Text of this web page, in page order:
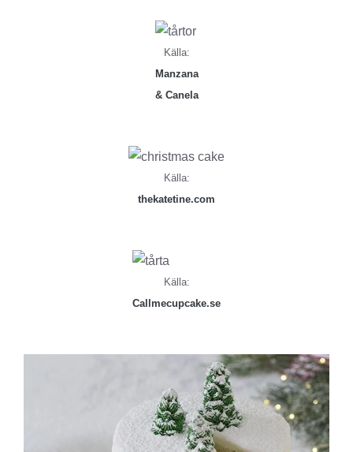
Källa:
Manzana
& Canela
Källa:
thekatetine.com
Källa:
Callmecupcake.se